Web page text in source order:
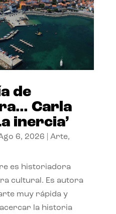
de
Carla
inercia’
6, 2026 Arte,
es historiadora
cultural. Es autora
muy rápida y
la historia